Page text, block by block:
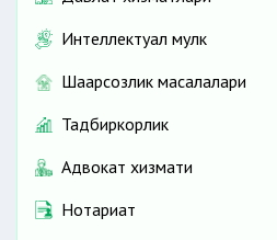
Интеллектуал мулк
Шаҳарсозлик масалалари
Тадбиркорлик
Адвокат хизмати
Нотариат